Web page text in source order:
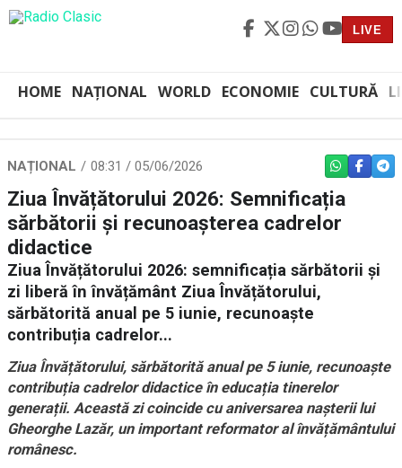
LIVE
HOME NAȚIONAL WORLD ECONOMIE CULTURĂ
NAȚIONAL 08:31 / 05/06/2026 WHATSAPP
Ziua Învățătorului 2026: Semnificația
sărbătorii și recunoașterea cadrelor
didactice
Ziua Învățătorului 2026: semnificația sărbătorii și
zi liberă în învățământ Ziua Învățătorului,
sărbătorită anual pe 5 iunie, recunoaște
contribuția cadrelor...
Ziua Învățătorului, sărbătorită anual pe 5 iunie, recunoaște
contribuția cadrelor didactice în educația tinerelor
generații. Această zi coincide cu aniversarea nașterii lui
Gheorghe Lazăr, un important reformator al învățământului
românesc.